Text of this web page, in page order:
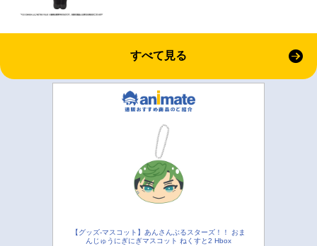
すべて見る
【グッズ-マスコット】あんさんぶるスターズ！！ おま
んじゅうにぎにぎマスコット ねくすと2 Hbox